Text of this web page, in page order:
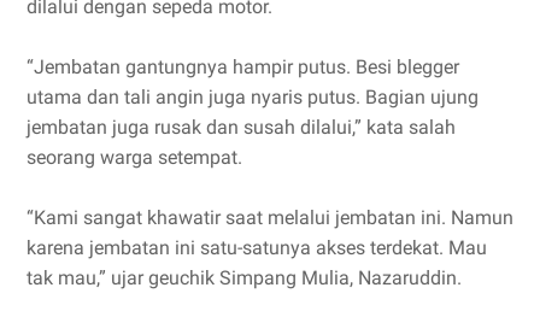
dilalui dengan sepeda motor.
“Jembatan gantungnya hampir putus. Besi blegger
utama dan tali angin juga nyaris putus. Bagian ujung
jembatan juga rusak dan susah dilalui,” kata salah
seorang warga setempat.
“Kami sangat khawatir saat melalui jembatan ini. Namun
karena jembatan ini satu-satunya akses terdekat. Mau
tak mau,” ujar geuchik Simpang Mulia, Nazaruddin.